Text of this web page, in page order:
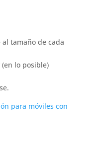
tamaño de cada
lo posible)
para móviles con